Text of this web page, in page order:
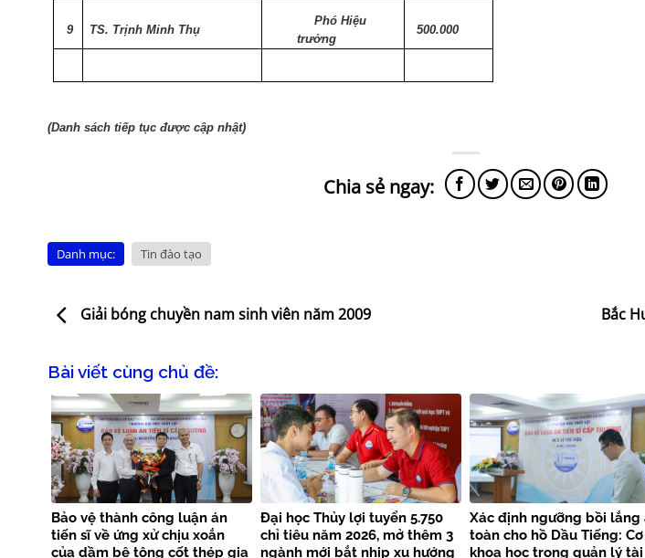
9 TS. Trịnh Minh Thụ
Phó Hiệu
trưởng
500.000
(Danh sách tiếp tục được cập nhật)
Danh mục: Tin đào tạo
Giải bóng chuyền nam sinh viên năm 2009 Bắc
Bài viết cùng chủ đề:
Bảo vệ thành công luận án
tiến sĩ về ứng xử chịu xoắn
của dầm bê tông cốt thép gia
Đại học Thủy lợi tuyển 5.750
chỉ tiêu năm 2026, mở thêm 3
ngành mới bắt nhịp xu hướng
Xác định ngưỡng bồi lắng
toàn cho hồ Dầu Tiếng: Cơ
khoa học trong quản lý tài